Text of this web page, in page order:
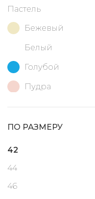
Пастель
Бежевый
Белый
Голубой
Пудра
Серый
Черный
ПО РАЗМЕРУ
42
44
46